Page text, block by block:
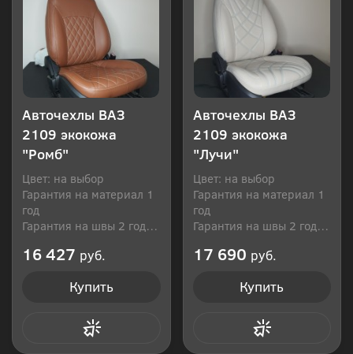
Авточехлы ВАЗ
2109 экокожа
"Ромб"
Цвет: на выбор
Гарантия на материал 1
год
Гарантия на швы 2 года
16 427 руб.
Купить
Авточехлы ВАЗ
2109 экокожа
"Лучи"
Цвет: на выбор
Гарантия на материал 1
год
Гарантия на швы 2 года
17 690 руб.
Купить